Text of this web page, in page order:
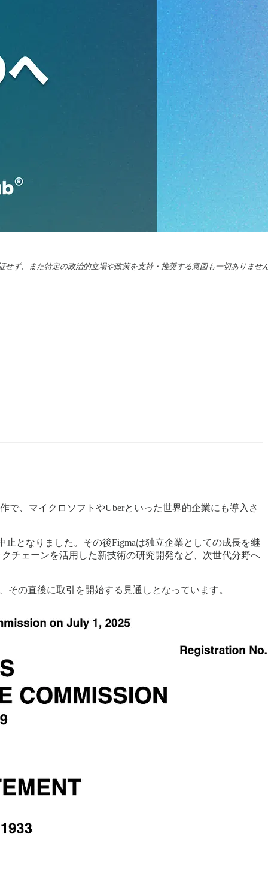
、また特定の政治的立場や政策を支持・推奨する意図も一切ありま
で、マイクロソフトやUberといった世界的企業にも導入さ
となりました。その後Figmaは独立企業としての成長を継
チェーンを活用した新技術の研究開発など、次世代分野へ
の直後に取引を開始する見通しとなっています。